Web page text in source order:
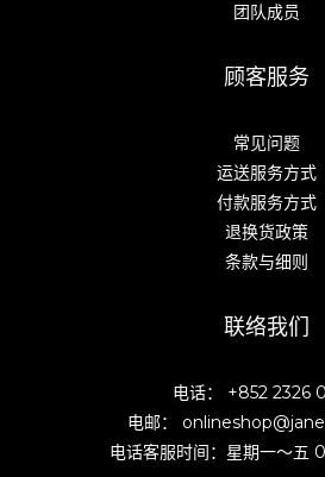
团队成员
顾客服务
常见问题
运送服务方式
付款服务方式
退换货政策
条款与细则
联络我们
电话： +852 2326
电邮：
电话客服时间：星期一～五